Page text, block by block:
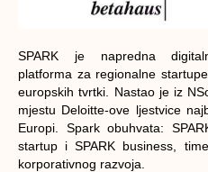
SPARK je napredna
platforma za regionalne
europskih tvrtki. Nastao je iz
mjestu Deloitte-ove ljestvice
Europi. Spark obuhvata:
startup i SPARK business,
korporativnog razvoja.